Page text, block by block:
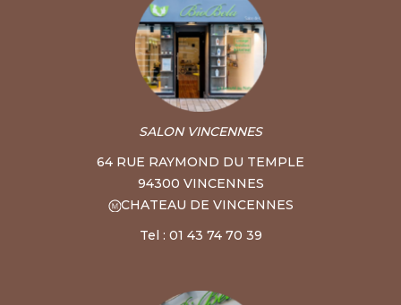
SALON VINCENNES
64 RUE RAYMOND DU TEMPLE
94300 VINCENNES
CHATEAU DE VINCENNES
Tel : 01 43 74 70 39